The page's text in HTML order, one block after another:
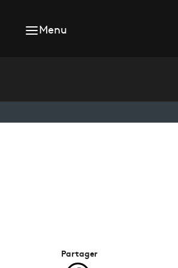
Menu
Partager